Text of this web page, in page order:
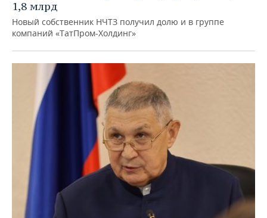
1,8 млрд
Новый собственник НЧТЗ получил долю и в группе
компаний «ТатПром-Холдинг»